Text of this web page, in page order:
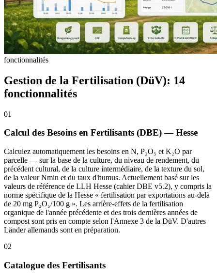
fonctionnalités
Gestion de la Fertilisation (DüV): 14
fonctionnalités
01
Calcul des Besoins en Fertilisants (DBE) — Hesse
Calculez automatiquement les besoins en N, P₂O₅ et K₂O par
parcelle — sur la base de la culture, du niveau de rendement, du
précédent cultural, de la culture intermédiaire, de la texture du sol,
de la valeur Nmin et du taux d'humus. Actuellement basé sur les
valeurs de référence de LLH Hesse (cahier DBE v5.2), y compris la
norme spécifique de la Hesse « fertilisation par exportations au-delà
de 20 mg P₂O₅/100 g ». Les arrière-effets de la fertilisation
organique de l'année précédente et des trois dernières années de
compost sont pris en compte selon l'Annexe 3 de la DüV. D'autres
Länder allemands sont en préparation.
02
Catalogue des Fertilisants